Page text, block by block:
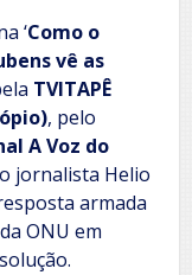
‘Como o
vê as
TVITAPÊ
, pelo
A Voz do
jornalista Helio
armada
ONU em